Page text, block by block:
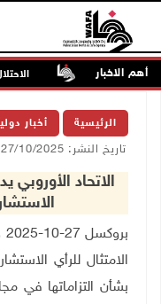
أهم الاخبار
الجامعات
الرئيسية أخبار
تاريخ النشر: 27/10/2025 07:01 م
الاتحاد الأوروبي
الامتثال للرأي
بشأن التزاماتها في